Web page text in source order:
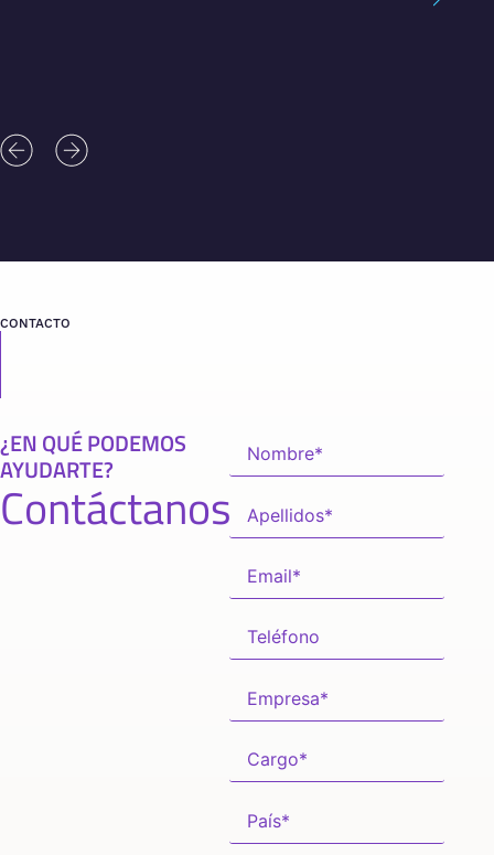
CONTACTO
¿EN QUÉ PODEMOS
AYUDARTE?
Contáctanos